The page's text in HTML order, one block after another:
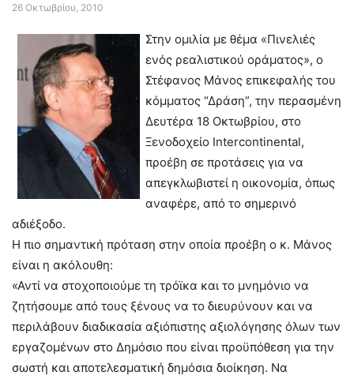
26 Οκτωβρίου, 2010
Στην ομιλία με θέμα «Πινελιές
ενός ρεαλιστικού οράματος», ο
Στέφανος Μάνος επικεφαλής του
κόμματος “Δράση”, την περασμένη
Δευτέρα 18 Οκτωβρίου, στο
Ξενοδοχείο Intercontinental,
προέβη σε προτάσεις για να
απεγκλωβιστεί η οικονομία, όπως
αναφέρε, από το σημερινό
αδιέξοδο.
Η πιο σημαντική πρόταση στην οποία προέβη ο κ. Μάνος
είναι η ακόλουθη:
«Αντί να στοχοποιούμε τη τρόϊκα και το μνημόνιο να
ζητήσουμε από τους ξένους να το διευρύνουν και να
περιλάβουν διαδικασία αξιόπιστης αξιολόγησης όλων των
εργαζομένων στο Δημόσιο που είναι προϋπόθεση για την
σωστή και αποτελεσματική δημόσια διοίκηση. Να